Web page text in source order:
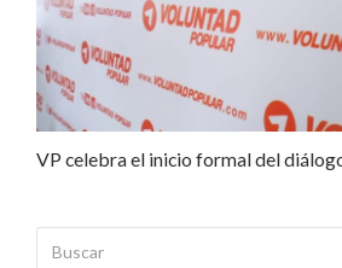
VP celebra el inicio formal del